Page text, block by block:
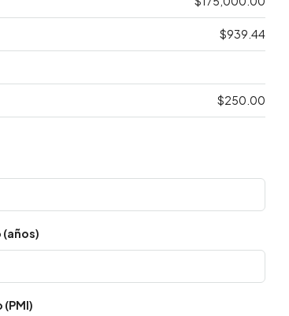
$939.44
$250.00
(años)